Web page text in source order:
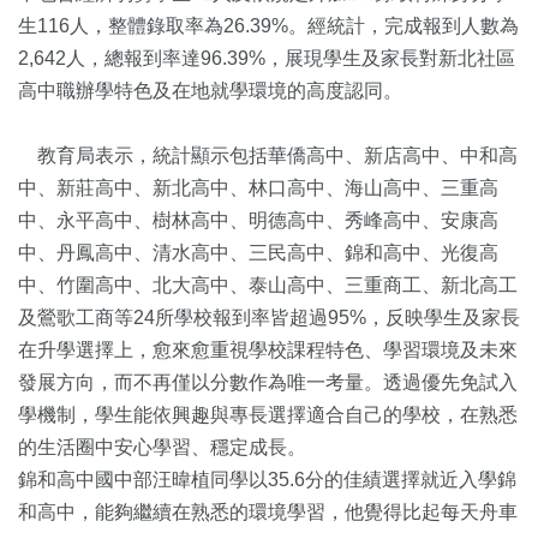
生116人，整體錄取率為26.39%。經統計，完成報到人數為
2,642人，總報到率達96.39%，展現學生及家長對新北社區
高中職辦學特色及在地就學環境的高度認同。
教育局表示，統計顯示包括華僑高中、新店高中、中和高
中、新莊高中、新北高中、林口高中、海山高中、三重高
中、永平高中、樹林高中、明德高中、秀峰高中、安康高
中、丹鳳高中、清水高中、三民高中、錦和高中、光復高
中、竹圍高中、北大高中、泰山高中、三重商工、新北高工
及鶯歌工商等24所學校報到率皆超過95%，反映學生及家長
在升學選擇上，愈來愈重視學校課程特色、學習環境及未來
發展方向，而不再僅以分數作為唯一考量。透過優先免試入
學機制，學生能依興趣與專長選擇適合自己的學校，在熟悉
的生活圈中安心學習、穩定成長。
錦和高中國中部汪暐植同學以35.6分的佳績選擇就近入學錦
和高中，能夠繼續在熟悉的環境學習，他覺得比起每天舟車